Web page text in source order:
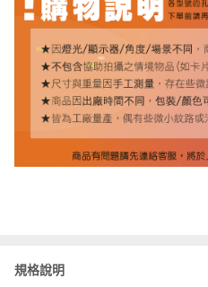
規格說明